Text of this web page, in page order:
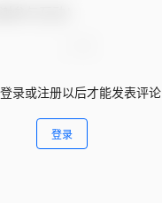
录或注册以后才能发表评论
登录